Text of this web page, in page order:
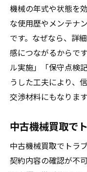
機械の年式や状態を
な使用歴やメンテナ
です。なぜなら、詳
感につながるからで
ル実施」「保守点検
うした工夫により、
交渉材料にもなります
中古機械買取で
中古機械買取でトラ
契約内容の確認が不